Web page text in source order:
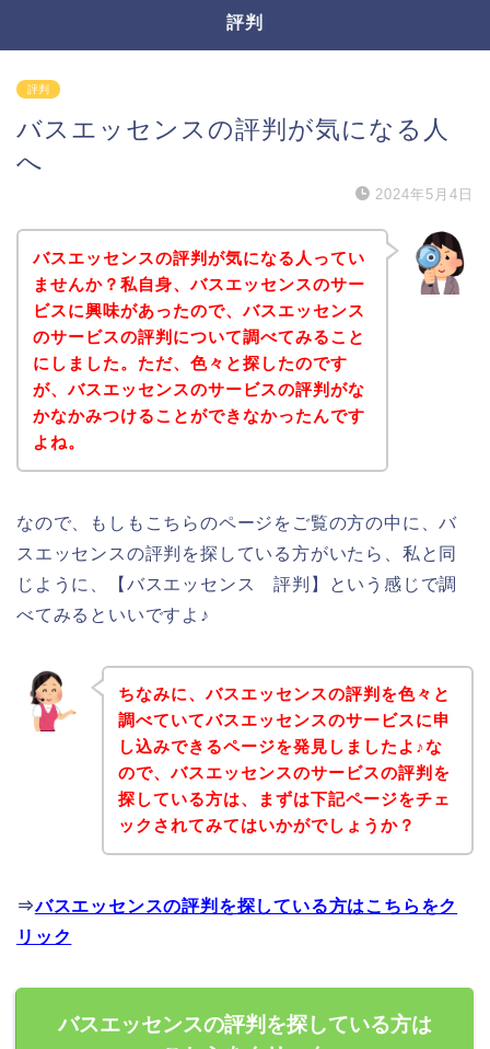
評判
評判
バスエッセンスの評判が気になる人
へ
2024年5月4日
バスエッセンスの評判が気になる人ってい
ませんか？私自身、バスエッセンスのサー
ビスに興味があったので、バスエッセンス
のサービスの評判について調べてみること
にしました。ただ、色々と探したのです
が、バスエッセンスのサービスの評判がな
かなかみつけることができなかったんです
よね。
なので、もしもこちらのページをご覧の方の中に、バ
スエッセンスの評判を探している方がいたら、私と同
じように、【バスエッセンス 評判】という感じで調
べてみるといいですよ♪
ちなみに、バスエッセンスの評判を色々と
調べていてバスエッセンスのサービスに申
し込みできるページを発見しましたよ♪な
ので、バスエッセンスのサービスの評判を
探している方は、まずは下記ページをチェ
ックされてみてはいかがでしょうか？
⇒バスエッセンスの評判を探している方はこちらをク
リック
バスエッセンスの評判を探している方は